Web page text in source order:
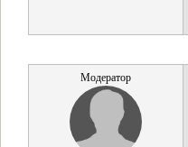
Модератор